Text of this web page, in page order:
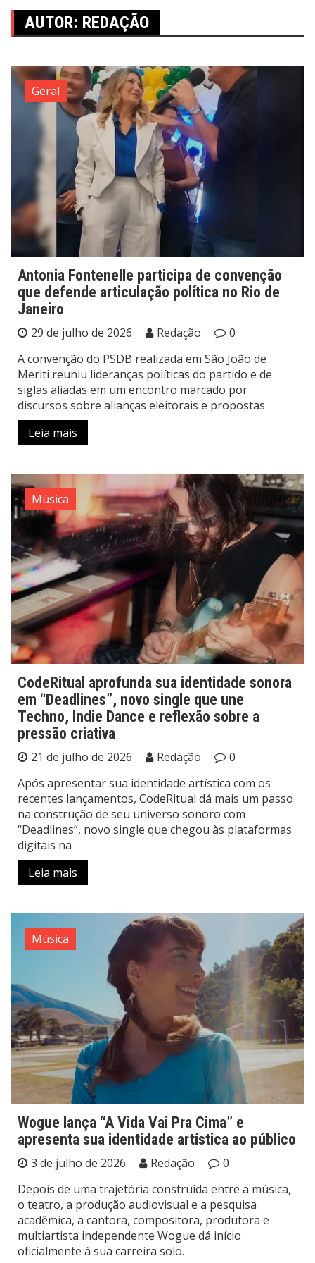
AUTOR: REDAÇÃO
Geral
Antonia Fontenelle participa de convenção
que defende articulação política no Rio de
Janeiro
29 de julho de 2026 Redação
0
A convenção do PSDB realizada em São João de
Meriti reuniu lideranças políticas do partido e de
siglas aliadas em um encontro marcado por
discursos sobre alianças eleitorais e propostas
Leia mais
Música
CodeRitual aprofunda sua identidade sonora
em “Deadlines”, novo single que une
Techno, Indie Dance e reflexão sobre a
pressão criativa
21 de julho de 2026 Redação
0
Após apresentar sua identidade artística com os
recentes lançamentos, CodeRitual dá mais um passo
na construção de seu universo sonoro com
“Deadlines”, novo single que chegou às plataformas
digitais na
Leia mais
Música
Wogue lança “A Vida Vai Pra Cima” e
apresenta sua identidade artística ao público
3 de julho de 2026 Redação
0
Depois de uma trajetória construída entre a música,
o teatro, a produção audiovisual e a pesquisa
acadêmica, a cantora, compositora, produtora e
multiartista independente Wogue dá início
oficialmente à sua carreira solo.